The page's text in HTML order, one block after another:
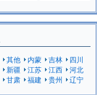
其他 内蒙 吉林
四川
新疆 江苏 江西
河北
甘肃 福建 贵州
辽宁